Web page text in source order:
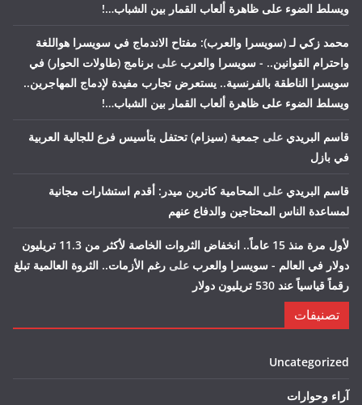
ويسلط الضوء على ظاهرة ألعاب القمار بين الشباب…!
محمد زكي لـ (سويسرا والعرب): مفتاح الاندماج في سويسرا هواللغة
واحترام القوانين.. - سويسرا والعرب على برنامج (طاولات الحوار) في
سويسرا الناطقة بالفرنسية.. يستعرض تجارب مفيدة لإدماج المهاجرين..
ويسلط الضوء على ظاهرة ألعاب القمار بين الشباب…!
قاسم البريدي على جمعية (سيزام) تحتفل بتأسيس فرع للجالية العربية
في بازل
قاسم البريدي على المحامية كاترين ميدر: أقدم استشارات مجانية
لمساعدة الناس المحتاجين والدفاع عنهم
لأول مرة منذ 15 عاماً.. انخفاض الثروات الخاصة لأكثر من 11.3 تريليون
دولار في العالم - سويسرا والعرب على رغم الأزمات.. الثروة العالمية تبلغ
رقماً قياسياً عند 530 تريليون دولار
تصنيفات
Uncategorized
آراء وحوارات